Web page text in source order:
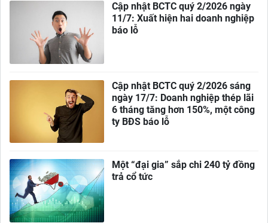
Cập nhật BCTC quý 2/2026 ngày
11/7: Xuất hiện hai doanh nghiệp
báo lỗ
Cập nhật BCTC quý 2/2026 sáng
ngày 17/7: Doanh nghiệp thép lãi
6 tháng tăng hơn 150%, một công
ty BĐS báo lỗ
Một “đại gia” sắp chi 240 tỷ đồng
trả cổ tức